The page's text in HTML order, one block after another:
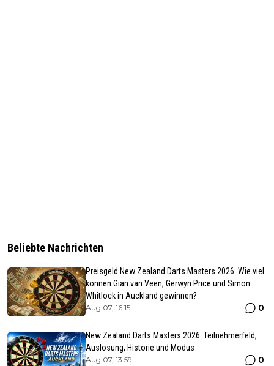
Beliebte Nachrichten
Preisgeld New Zealand Darts Masters 2026: Wie viel
können Gian van Veen, Gerwyn Price und Simon
Whitlock in Auckland gewinnen?
Aug 07, 16:15 0
New Zealand Darts Masters 2026: Teilnehmerfeld,
Auslosung, Historie und Modus
Aug 07, 13:59 0